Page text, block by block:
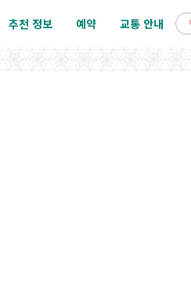
추천 정보 예약 교통 안내